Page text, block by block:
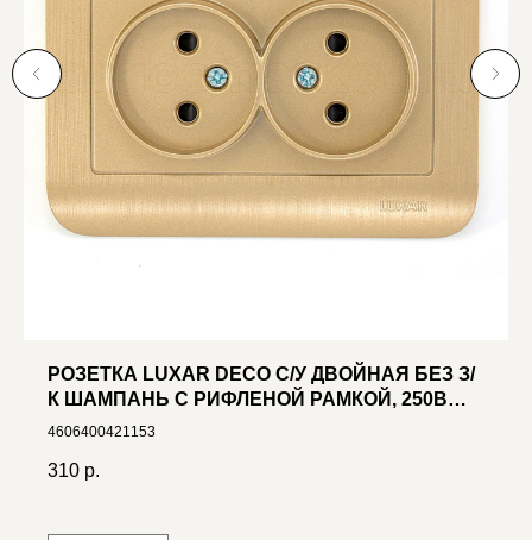
РОЗЕТКА LUXAR DECO С/У ДВОЙНАЯ БЕЗ З/
К ШАМПАНЬ С РИФЛЕНОЙ РАМКОЙ, 250В
16А (10.035.05)
4606400421153
310 р.